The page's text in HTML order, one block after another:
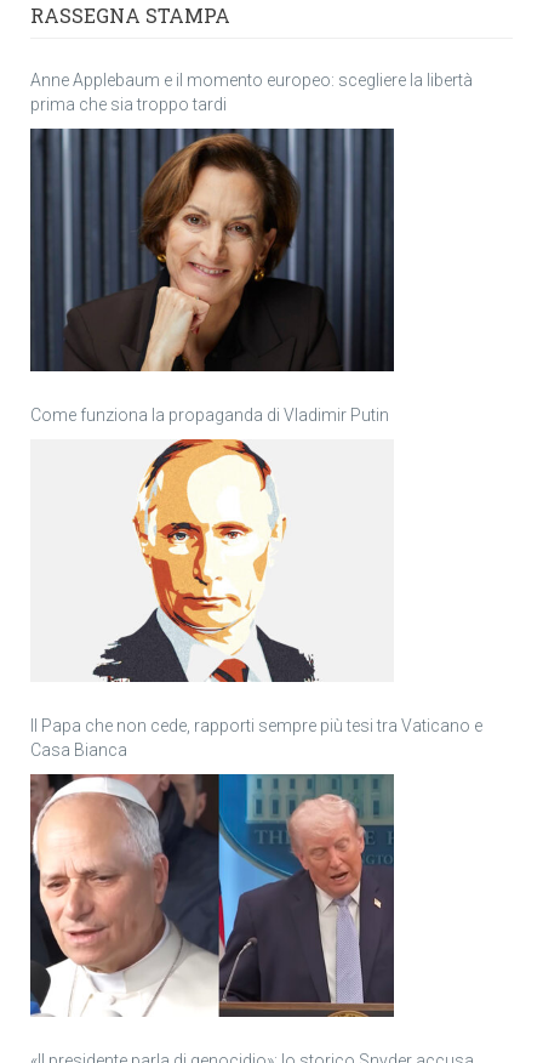
RASSEGNA STAMPA
Anne Applebaum e il momento europeo: scegliere la libertà
prima che sia troppo tardi
Come funziona la propaganda di Vladimir Putin
Il Papa che non cede, rapporti sempre più tesi tra Vaticano e
Casa Bianca